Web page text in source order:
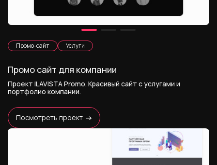
Промо-сайт Услуги
Промо сайт для компании
Проект ILAVISTA Promo. Красивый сайт с услугами и
портфолио компании.
Посмотреть проект